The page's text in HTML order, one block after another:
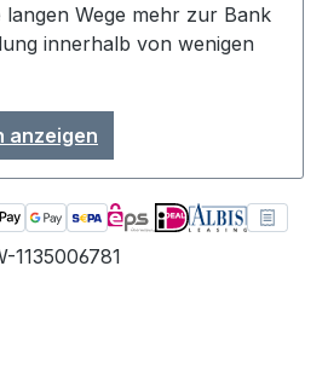
langen Wege mehr zur Bank
innerhalb von wenigen
anzeigen
1135006781